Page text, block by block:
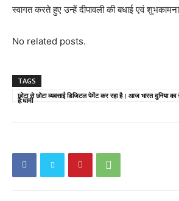
स्वागत करते हुए उन्हें दीपावली की बधाई एवं
No related posts.
TAGS
छोटा से छोटा व्यवसाई डिजिटल पेमेंट कर रहा है। आज भारत दुनिया
है:धामी